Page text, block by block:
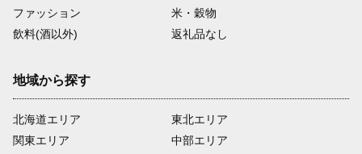
ファッション
米・穀物
飲料(酒以外)
返礼品なし
地域から探す
北海道エリア
関東エリア
東北エリア
中部エリア